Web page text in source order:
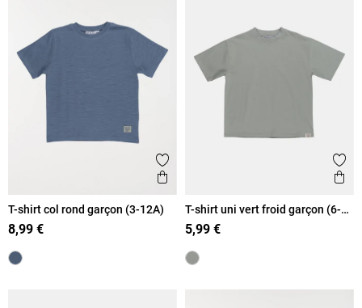
Ajouter aux favoris
Aperçu rapide
T-shirt col rond garçon (3-12A)
8,99 €
T-shirt uni vert froid garçon (6-
12A)
5,99 €